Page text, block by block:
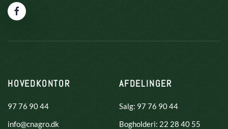
HOVEDKONTOR
97 76 90 44
info@cnagro.dk
AFDELINGER
Salg: 97 76 90 44
Bogholderi: 22 28 40 55